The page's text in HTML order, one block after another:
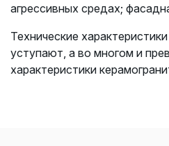
агрессивных средах;
Технические
уступают, а во многом и
характеристики